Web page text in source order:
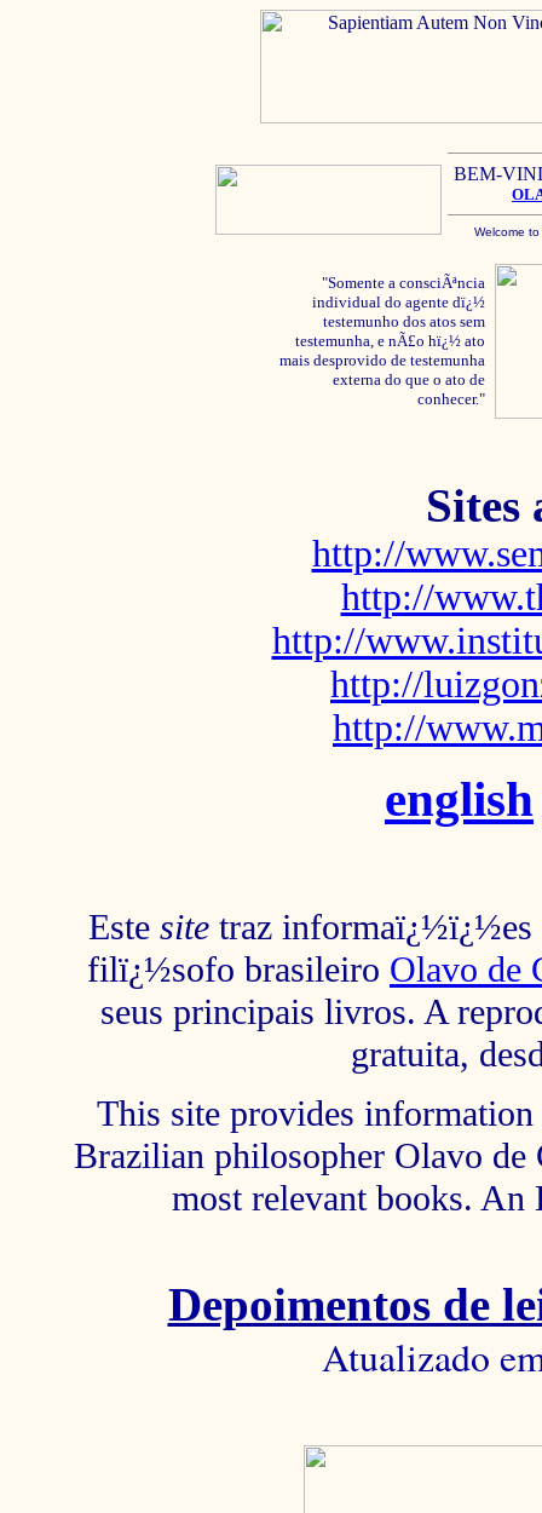
BEM-
Welcome
"Somente a consciÃªncia
individual do agente dï¿½
testemunho dos atos sem
testemunha, e nÃ£o hï¿½ ato
mais desprovido de testemunha
externa do que o ato de
conhecer."
Sites
http://
http://
http://
http://
http://
english
Este site traz informaï¿½ï¿½es
filï¿½sofo brasileiro Olavo de
seus principais livros. A
gratuita,
This site provides
Brazilian philosopher Olavo de
most relevant books.
Depoimentos de
Atualizado